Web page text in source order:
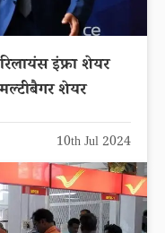
इंफ्रा शेयर
शेयर
10th Jul 2024